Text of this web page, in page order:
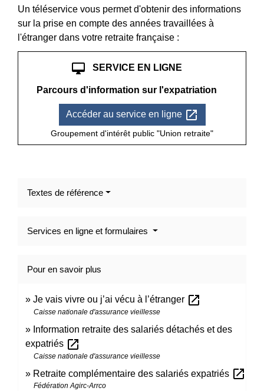
Un téléservice vous permet d'obtenir des informations
sur la prise en compte des années travaillées à
l'étranger dans votre retraite française :
desktop_mac SERVICE EN LIGNE
Parcours d'information sur l'expatriation
Accéder au service en ligne open_in_new
Groupement d'intérêt public "Union retraite"
Textes de référence
Services en ligne et formulaires
Pour en savoir plus
Je vais vivre ou j’ai vécu à l’étranger open_in_new
Caisse nationale d'assurance vieillesse
Information retraite des salariés détachés et des
expatriés open_in_new
Caisse nationale d'assurance vieillesse
Retraite complémentaire des salariés expatriés open_in_new
Fédération Agirc-Arrco